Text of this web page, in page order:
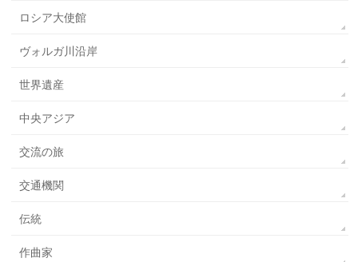
ロシア大使館
ヴォルガ川沿岸
世界遺産
中央アジア
交流の旅
交通機関
伝統
作曲家